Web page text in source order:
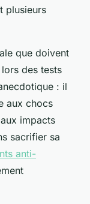
plusieurs
que doivent
des tests
: il
aux chocs
impacts
sacrifier sa
anti-